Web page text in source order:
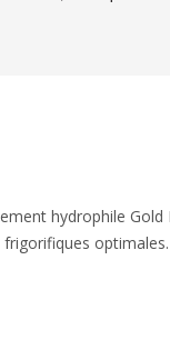
hydrophile Gold
optimales.